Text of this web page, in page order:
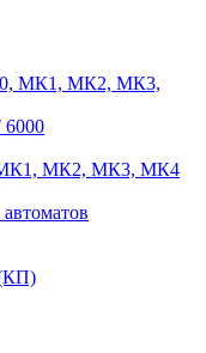
МК1, МК2, МК3,
6000
МК1, МК2, МК3, МК4